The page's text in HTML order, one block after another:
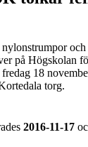
på Högskolan
18
torg.
2016-11-17